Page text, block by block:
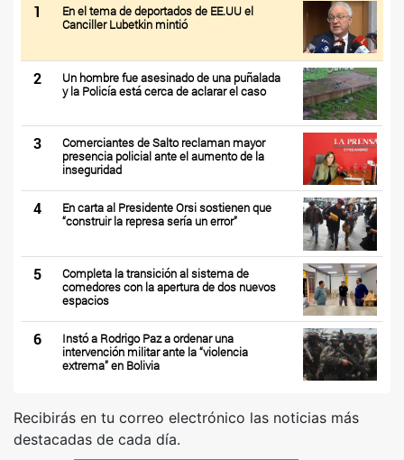
1
En el tema de deportados de EE.UU el
Canciller Lubetkin mintió
2
Un hombre fue asesinado de una puñalada
y la Policía está cerca de aclarar el caso
3
Comerciantes de Salto reclaman mayor
presencia policial ante el aumento de la
inseguridad
4
En carta al Presidente Orsi sostienen que
“construir la represa sería un error”
5
Completa la transición al sistema de
comedores con la apertura de dos nuevos
espacios
6
Instó a Rodrigo Paz a ordenar una
intervención militar ante la “violencia
extrema” en Bolivia
Recibirás en tu correo electrónico las noticias más
destacadas de cada día.